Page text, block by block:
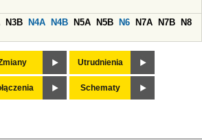
N3B N4A N4B N5A N5B N6 N7A N7B
N8
Utrudnienia
Schematy